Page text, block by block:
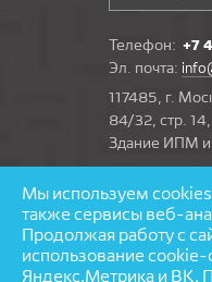
Телефон: +7
Эл. почта:
117485, г.
84/32, стр.
Здание ИПМ
Мы используем cookies
также сервисы веб-
Продолжая работу с
использование
Яндекс.Метрика и ВК.